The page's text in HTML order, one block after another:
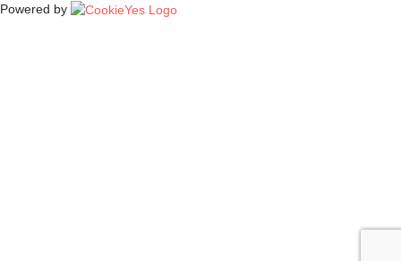
Powered by